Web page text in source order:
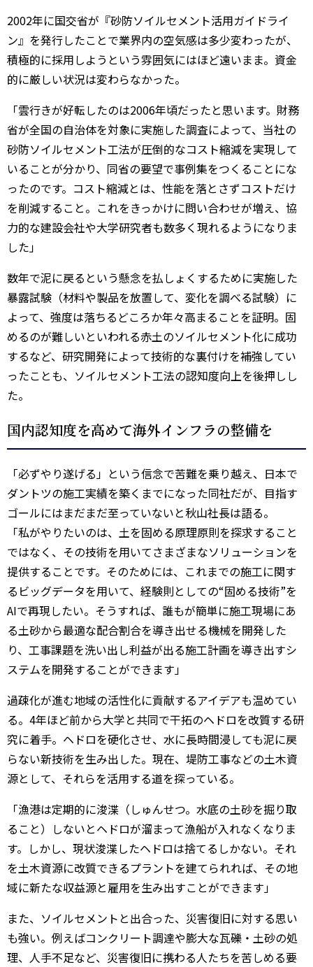
2002年に国交省が『砂防ソイルセメント活用ガイドライ
ン』を発行したことで業界内の空気感は多少変わったが、
積極的に採用しようという雰囲気にはほど遠いまま。資金
的に厳しい状況は変わらなかった。
「雲行きが好転したのは2006年頃だったと思います。財務
省が全国の自治体を対象に実施した調査によって、当社の
砂防ソイルセメント工法が圧倒的なコスト縮減を実現して
いることが分かり、同省の要望で事例集をつくることにな
ったのです。コスト縮減とは、性能を落とさずコストだけ
を削減すること。これをきっかけに問い合わせが増え、協
力的な建設会社や大学研究者も数多く現れるようになりま
した」
数年で泥に戻るという懸念を払しょくするために実施した
暴露試験（材料や製品を放置して、変化を調べる試験）に
よって、強度は落ちるどころか年々高まることを証明。固
めるのが難しいといわれる赤土のソイルセメント化に成功
するなど、研究開発によって技術的な裏付けを補強してい
ったことも、ソイルセメント工法の認知度向上を後押しし
た。
国内認知度を高めて海外インフラの整備を
「必ずやり遂げる」という信念で苦難を乗り越え、日本で
ダントツの施工実績を築くまでになった同社だが、目指す
ゴールにはまだまだ至っていないと秋山社長は語る。
「私がやりたいのは、土を固める原理原則を探求すること
ではなく、その技術を用いてさまざまなソリューションを
提供することです。そのためには、これまでの施工に関す
るビッグデータを用いて、経験則としての“固める技術”を
AIで再現したい。そうすれば、誰もが簡単に施工現場にあ
る土砂から最適な配合割合を導き出せる機械を開発した
り、工事課題を洗い出し利益が出る施工計画を導き出すシ
ステムを開発することができます」
過疎化が進む地域の活性化に貢献するアイデアも温めてい
る。4年ほど前から大学と共同で干拓のヘドロを改質する研
究に着手。ヘドロを硬化させ、水に長時間浸しても泥に戻
らない新技術を生み出した。現在、堤防工事などの土木資
源として、それらを活用する道を探っている。
「漁港は定期的に浚渫（しゅんせつ。水底の土砂を掘り取
ること）しないとヘドロが溜まって漁船が入れなくなりま
す。しかし、現状浚渫したヘドロは捨てるしかない。それ
を土木資源に改質できるプラントを建てられれば、その地
域に新たな収益源と雇用を生み出すことができます」
また、ソイルセメントと出合った、災害復旧に対する思い
も強い。例えばコンクリート調達や膨大な瓦礫・土砂の処
理、人手不足など、災害復旧に携わる人たちを苦しめる要